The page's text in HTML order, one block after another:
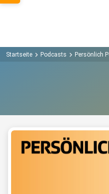
Startseite Podcasts Persönlich